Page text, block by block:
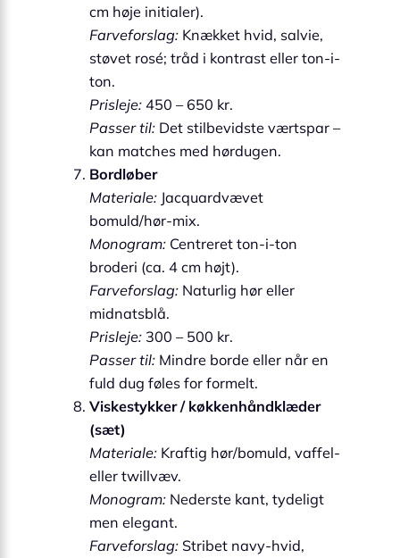
cm høje initialer).
Farveforslag: Knækket hvid, salvie,
støvet rosé; tråd i kontrast eller ton-i-
ton.
Prisleje: 450 – 650 kr.
Passer til: Det stilbevidste værtspar –
kan matches med hørdugen.
Bordløber
Materiale: Jacquardvævet
bomuld/hør-mix.
Monogram: Centreret ton-i-ton
broderi (ca. 4 cm højt).
Farveforslag: Naturlig hør eller
midnatsblå.
Prisleje: 300 – 500 kr.
Passer til: Mindre borde eller når en
fuld dug føles for formelt.
Viskestykker / køkkenhåndklæder
(sæt)
Materiale: Kraftig hør/bomuld, vaffel-
eller twillvæv.
Monogram: Nederste kant, tydeligt
men elegant.
Farveforslag: Stribet navy-hvid,